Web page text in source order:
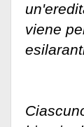
viene